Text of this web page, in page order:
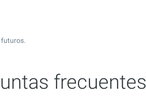
futuros.
frecuentes